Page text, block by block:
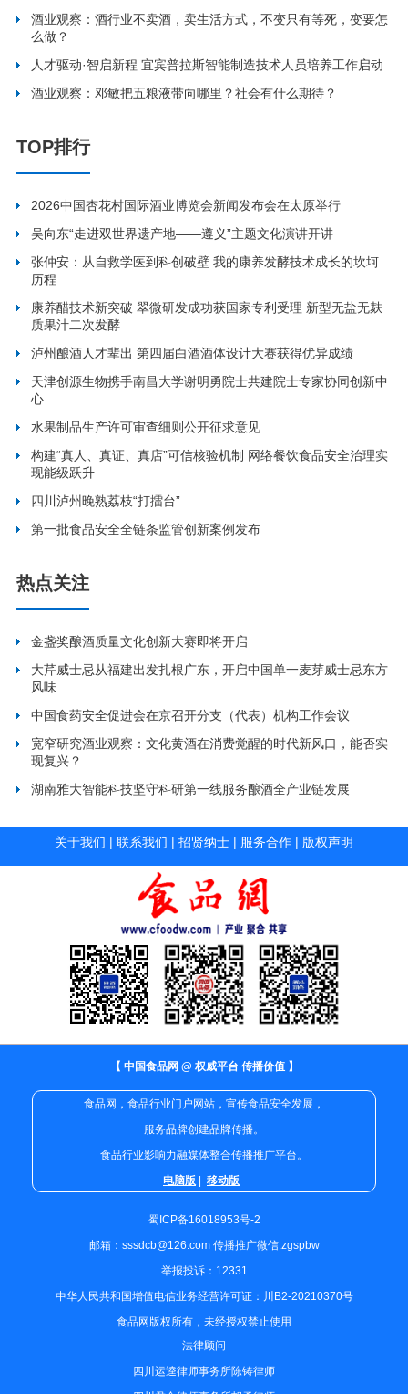
酒业观察：酒行业不卖酒，卖生活方式，不变只有等死，变要怎
么做？
人才驱动·智启新程 宜宾普拉斯智能制造技术人员培养工作启动
酒业观察：邓敏把五粮液带向哪里？社会有什么期待？
TOP排行
2026中国杏花村国际酒业博览会新闻发布会在太原举行
吴向东“走进双世界遗产地——遵义”主题文化演讲开讲
张仲安：从自救学医到科创破壁 我的康养发酵技术成长的坎坷
历程
康养醋技术新突破 翠微研发成功获国家专利受理 新型无盐无麸
质果汁二次发酵
泸州酿酒人才辈出 第四届白酒酒体设计大赛获得优异成绩
天津创源生物携手南昌大学谢明勇院士共建院士专家协同创新中
心
水果制品生产许可审查细则公开征求意见
构建“真人、真证、真店”可信核验机制 网络餐饮食品安全治理实
现能级跃升
四川泸州晚熟荔枝“打擂台”
第一批食品安全全链条监管创新案例发布
热点关注
金盏奖酿酒质量文化创新大赛即将开启
大芹威士忌从福建出发扎根广东，开启中国单一麦芽威士忌东方
风味
中国食药安全促进会在京召开分支（代表）机构工作会议
宽窄研究酒业观察：文化黄酒在消费觉醒的时代新风口，能否实
现复兴？
湖南雅大智能科技坚守科研第一线服务酿酒全产业链发展
关于我们 | 联系我们 | 招贤纳士 | 服务合作 | 版权声明
【 中国食品网 @ 权威平台 传播价值 】
食品网，食品行业门户网站，宣传食品安全发展，
服务品牌创建品牌传播。
食品行业影响力融媒体整合传播推广平台。
电脑版
移动版
蜀ICP备16018953号-2
邮箱：sssdcb@126.com 传播推广微信:zgspbw
举报投诉：12331
中华人民共和国增值电信业务经营许可证：川B2-20210370号
食品网版权所有，未经授权禁止使用
法律顾问
四川运逵律师事务所陈铸律师